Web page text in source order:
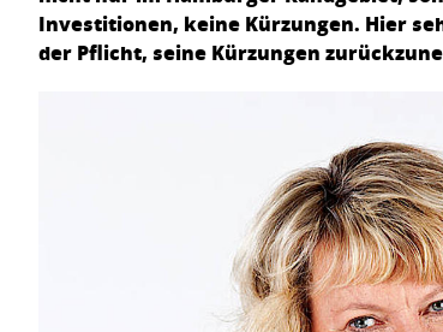
Investitionen, keine Kürzungen. Hier
der Pflicht, seine Kürzungen